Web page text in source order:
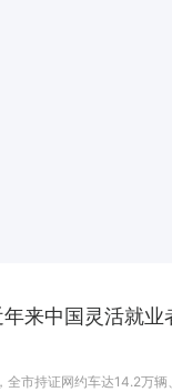
来中国灵活就业
市持证网约车达14.2万